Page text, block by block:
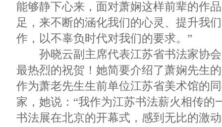
能够静下心来，面对萧娴这样前辈的作
足，来不断的涵化我们的心灵、提升我
作，以不辜负时代对我们的要求。”
孙晓云副主席代表江苏省书法家协会
最热烈的祝贺！她简要介绍了萧娴先生
作为萧老先生生前单位江苏省美术馆的
家，她说：“我作为江苏书法薪火相传的
书法展在北京的开幕式，感到无比的激